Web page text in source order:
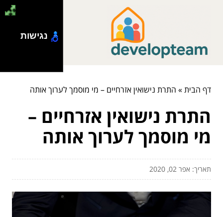
דף הבית» התרת נישואין אזרחיים – מי מוסמך לערוך אותה
התרת נישואין אזרחיים –
מי מוסמך לערוך אותה
תאריך: אפר 02, 2020
נגישות